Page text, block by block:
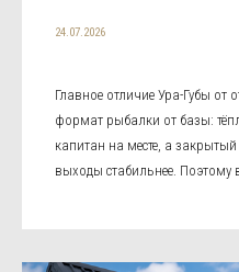
24.07.2026
Главное отличие Ура-Губы от
формат рыбалки от базы:
капитан на месте, а
выходы стабильнее. Поэтому